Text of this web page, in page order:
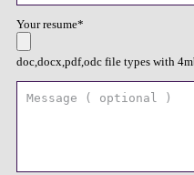
Your resume*
doc,docx,pdf,odc file types with